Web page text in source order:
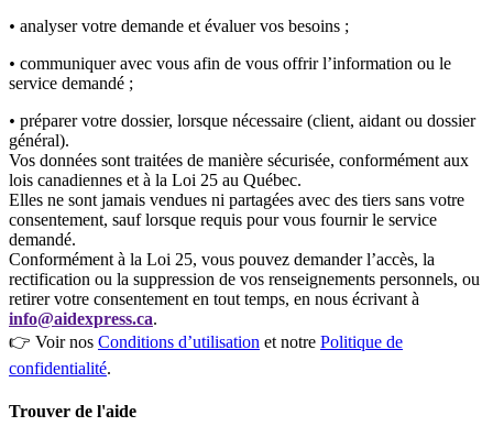
• analyser votre demande et évaluer vos besoins ;
• communiquer avec vous afin de vous offrir l’information ou le
service demandé ;
• préparer votre dossier, lorsque nécessaire (client, aidant ou dossier
général).
Vos données sont traitées de manière sécurisée, conformément aux
lois canadiennes et à la Loi 25 au Québec.
Elles ne sont jamais vendues ni partagées avec des tiers sans votre
consentement, sauf lorsque requis pour vous fournir le service
demandé.
Conformément à la Loi 25, vous pouvez demander l’accès, la
rectification ou la suppression de vos renseignements personnels, ou
retirer votre consentement en tout temps, en nous écrivant à
info@aidexpress.ca.
👉 Voir nos Conditions d’utilisation et notre Politique de
confidentialité.
Trouver de l'aide